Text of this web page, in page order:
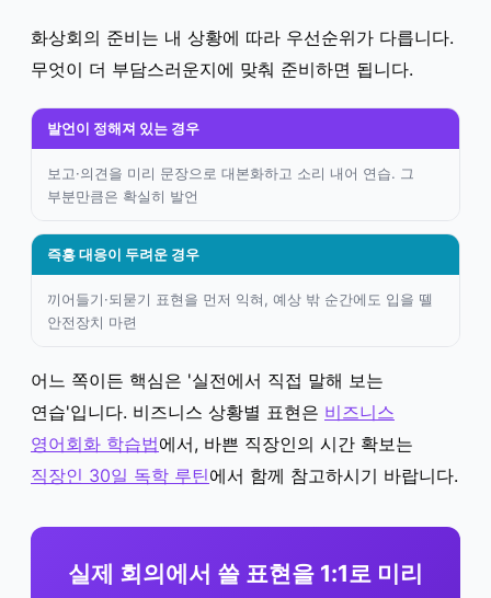
화상회의 준비는 내 상황에 따라 우선순위가 다릅니다.
무엇이 더 부담스러운지에 맞춰 준비하면 됩니다.
발언이 정해져 있는 경우
보고·의견을 미리 문장으로 대본화하고 소리 내어 연습. 그
부분만큼은 확실히 발언
즉흥 대응이 두려운 경우
끼어들기·되묻기 표현을 먼저 익혀, 예상 밖 순간에도 입을 뗄
안전장치 마련
어느 쪽이든 핵심은 '실전에서 직접 말해 보는
연습'입니다. 비즈니스 상황별 표현은 비즈니스
영어회화 학습법에서, 바쁜 직장인의 시간 확보는
직장인 30일 독학 루틴에서 함께 참고하시기 바랍니다.
실제 회의에서 쓸 표현을 1:1로 미리